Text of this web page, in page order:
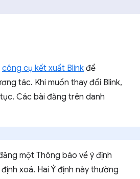
công cụ kết xuất Blink để
tác. Khi muốn thay đổi Blink,
Các bài đăng trên danh
một Thông báo về ý định
xoá. Hai Ý định này thường